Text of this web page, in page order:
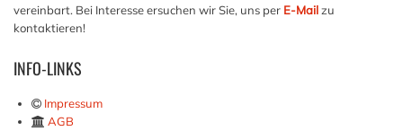
vereinbart. Bei Interesse ersuchen wir Sie, uns per E-Mailzu
kontaktieren!
INFO-LINKS
Impressum
AGB